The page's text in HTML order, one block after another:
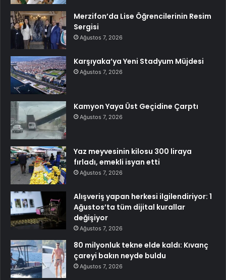
Merzifon’da Lise Öğrencilerinin Resim
Sergisi
Ağustos 7, 2026
Karşıyaka’ya Yeni Stadyum Müjdesi
Ağustos 7, 2026
Kamyon Yaya Üst Geçidine Çarptı
Ağustos 7, 2026
Yaz meyvesinin kilosu 300 liraya
fırladı, emekli isyan etti
Ağustos 7, 2026
Alışveriş yapan herkesi ilgilendiriyor: 1
Ağustos’ta tüm dijital kurallar
değişiyor
Ağustos 7, 2026
80 milyonluk tekne elde kaldı: Kıvanç
çareyi bakın neyde buldu
Ağustos 7, 2026